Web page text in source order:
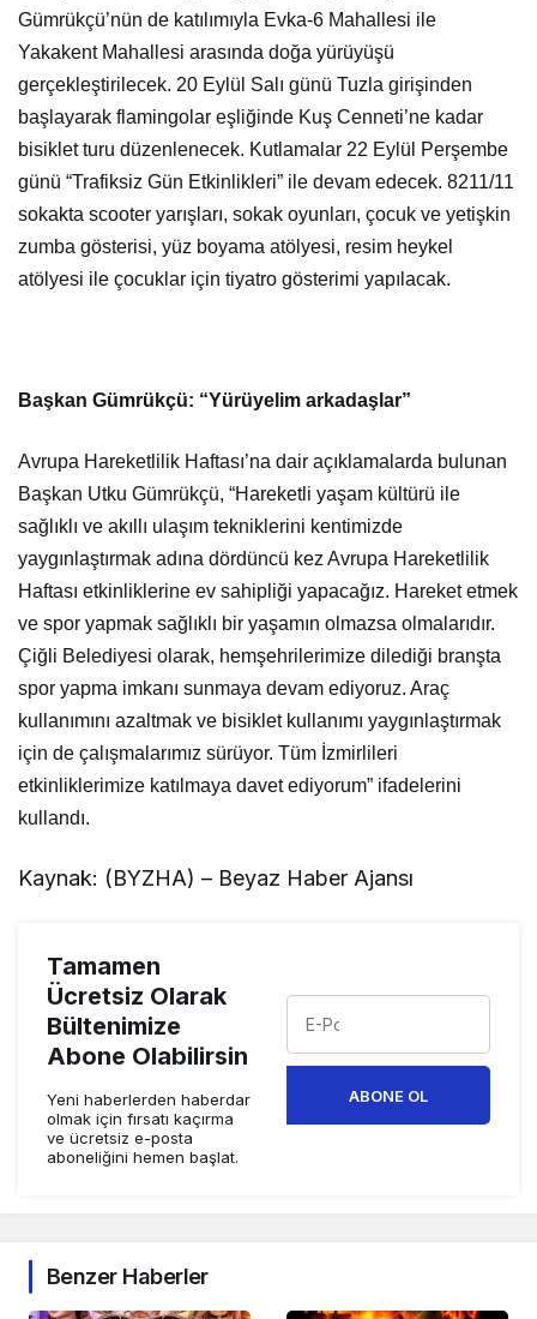
Gümrükçü’nün de katılımıyla Evka-6 Mahallesi ile
Yakakent Mahallesi arasında doğa yürüyüşü
gerçekleştirilecek. 20 Eylül Salı günü Tuzla girişinden
başlayarak flamingolar eşliğinde Kuş Cenneti’ne kadar
bisiklet turu düzenlenecek. Kutlamalar 22 Eylül Perşembe
günü “Trafiksiz Gün Etkinlikleri” ile devam edecek. 8211/11
sokakta scooter yarışları, sokak oyunları, çocuk ve yetişkin
zumba gösterisi, yüz boyama atölyesi, resim heykel
atölyesi ile çocuklar için tiyatro gösterimi yapılacak.
Başkan Gümrükçü: “Yürüyelim arkadaşlar”
Avrupa Hareketlilik Haftası’na dair açıklamalarda bulunan
Başkan Utku Gümrükçü, “Hareketli yaşam kültürü ile
sağlıklı ve akıllı ulaşım tekniklerini kentimizde
yaygınlaştırmak adına dördüncü kez Avrupa Hareketlilik
Haftası etkinliklerine ev sahipliği yapacağız. Hareket etmek
ve spor yapmak sağlıklı bir yaşamın olmazsa olmalarıdır.
Çiğli Belediyesi olarak, hemşehrilerimize dilediği branşta
spor yapma imkanı sunmaya devam ediyoruz. Araç
kullanımını azaltmak ve bisiklet kullanımı yaygınlaştırmak
için de çalışmalarımız sürüyor. Tüm İzmirlileri
etkinliklerimize katılmaya davet ediyorum” ifadelerini
kullandı.
Kaynak: (BYZHA) – Beyaz Haber Ajansı
Tamamen
Ücretsiz Olarak
Bültenimize
Abone Olabilirsin
Yeni haberlerden haberdar
olmak için fırsatı kaçırma
ve ücretsiz e-posta
aboneliğini hemen başlat.
ABONE OL
Benzer Haberler